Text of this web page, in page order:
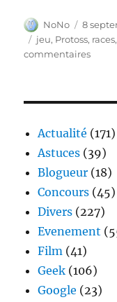
Auteur
NoNo
Publié
le
8
Étiquettes
jeu, Protoss, races
commentairessur
des
trois
races
Actualité (171)
Astuces (39)
Blogueur (18)
Concours (45)
Divers (227)
Evenement
Film (41)
Geek (106)
Google (23)